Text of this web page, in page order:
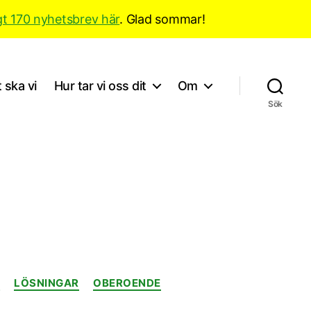
170 nyhetsbrev här. Glad sommar!
ska vi Hur tar vi oss dit Om
Sök
LÖSNINGAR
OBEROENDE